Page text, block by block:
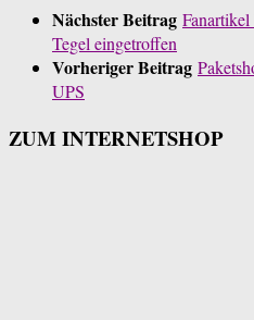
Nächster Beitrag
Tegel eingetroffen
Vorheriger Beitrag
UPS
ZUM INTERNETSHOP